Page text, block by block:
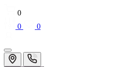
0
0
0